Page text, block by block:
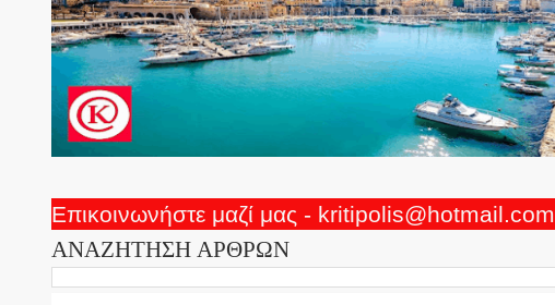
Επικοινωνήστε μαζί μας - kritipolis@hotmail.com
ΑΝΑΖΗΤΗΣΗ ΑΡΘΡΩΝ